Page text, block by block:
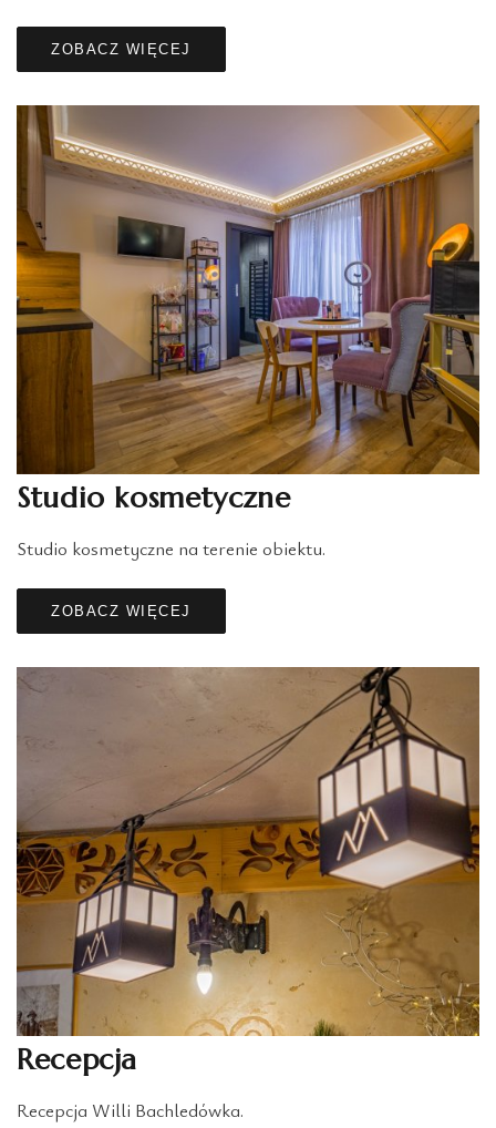
ZOBACZ WIĘCEJ
Studio kosmetyczne
Studio kosmetyczne na terenie obiektu.
ZOBACZ WIĘCEJ
Recepcja
Recepcja Willi Bachledówka.